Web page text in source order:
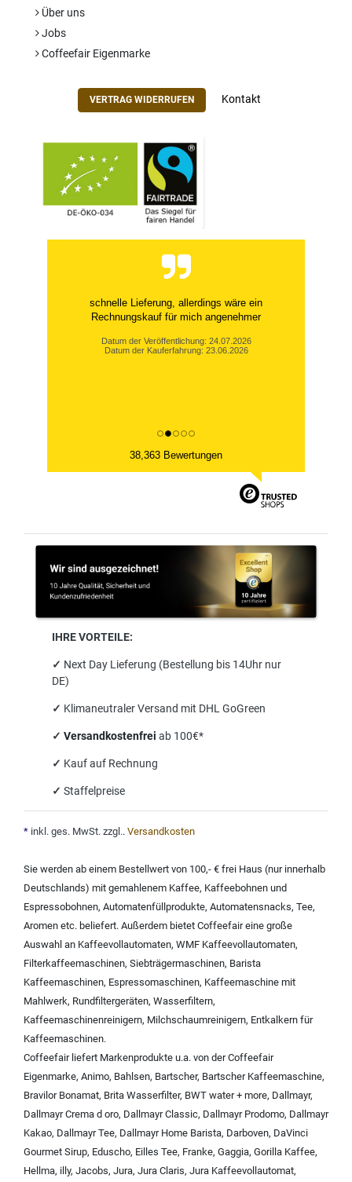
Über uns
Jobs
Coffeefair Eigenmarke
VERTRAG WIDERRUFEN Kontakt
schnelle Lieferung, allerdings wäre ein
Rechnungskauf für mich angenehmer
Datum der Veröffentlichung: 24.07.2026
Datum der Kauferfahrung: 23.06.2026
38,363 Bewertungen
IHRE VORTEILE:
✓ Next Day Lieferung (Bestellung bis 14Uhr nur
DE)
✓ Klimaneutraler Versand mit DHL GoGreen
✓ Versandkostenfrei ab 100€*
✓ Kauf auf Rechnung
✓ Staffelpreise
* inkl. ges. MwSt. zzgl.. Versandkosten
Sie werden ab einem Bestellwert von 100,- € frei Haus (nur innerhalb
Deutschlands) mit gemahlenem Kaffee, Kaffeebohnen und
Espressobohnen, Automatenfüllprodukte, Automatensnacks, Tee,
Aromen etc. beliefert. Außerdem bietet Coffeefair eine große
Auswahl an Kaffeevollautomaten, WMF Kaffeevollautomaten,
Filterkaffeemaschinen, Siebträgermaschinen, Barista
Kaffeemaschinen, Espressomaschinen, Kaffeemaschine mit
Mahlwerk, Rundfiltergeräten, Wasserfiltern,
Kaffeemaschinenreinigern, Milchschaumreinigern, Entkalkern für
Kaffeemaschinen.
Coffeefair liefert Markenprodukte u.a. von derCoffeefair
Eigenmarke, Animo, Bahlsen, Bartscher, Bartscher Kaffeemaschine,
Bravilor Bonamat, Brita Wasserfilter, BWT water + more, Dallmayr,
Dallmayr Crema d oro, Dallmayr Classic, Dallmayr Prodomo, Dallmayr
Kakao, Dallmayr Tee, Dallmayr Home Barista, Darboven, DaVinci
Gourmet Sirup, Eduscho, Eilles Tee, Franke, Gaggia, Gorilla Kaffee,
Hellma, illy, Jacobs, Jura, Jura Claris, Jura Kaffeevollautomat,